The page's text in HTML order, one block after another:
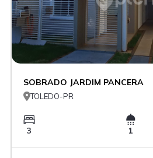
SOBRADO JARDIM PANCERA
TOLEDO-PR
3 1